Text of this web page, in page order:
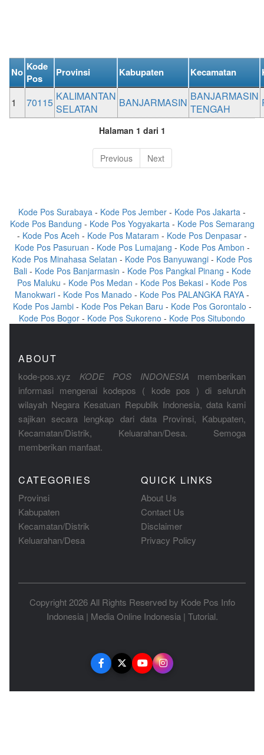
No Kode
Pos
Provinsi Kabupaten Kecamatan
1 70115 KALIMANTAN
SELATAN
BANJARMASIN BANJARMASIN
TENGAH
Halaman 1 dari 1
Previous Next
Kode Pos Surabaya - Kode Pos Jember - Kode Pos Jakarta -
Kode Pos Bandung - Kode Pos Yogyakarta - Kode Pos Semarang
- Kode Pos Aceh - Kode Pos Mataram - Kode Pos Denpasar -
Kode Pos Pasuruan - Kode Pos Lumajang - Kode Pos Ambon -
Kode Pos Minahasa Selatan - Kode Pos Banyuwangi - Kode Pos
Bali- Kode Pos Banjarmasin - Kode Pos Pangkal Pinang - Kode
Pos Maluku - Kode Pos Medan - Kode Pos Bekasi - Kode Pos
Manokwari - Kode Pos Manado - Kode Pos PALANGKA RAYA -
Kode Pos Jambi- Kode Pos Pekan Baru - Kode Pos Gorontalo -
Kode Pos Bogor - Kode Pos Sukoreno - Kode Pos Situbondo
ABOUT
kode-pos.xyz KODE POS INDONESIA memberikan
informasi mengenai kodepos ( kode pos ) di seluruh
wilayah Negara Kesatuan Republik Indonesia, data kami
sajikan secara lengkap dari data Provinsi, Kabupaten,
Kecamatan/Distrik, Keluarahan/Desa. Semoga
memberikan manfaat.
CATEGORIES
Provinsi
Kabupaten
Kecamatan/Distrik
Keluarahan/Desa
QUICK LINKS
About Us
Contact Us
Disclaimer
Privacy Policy
Copyright 2026 All Rights Reserved by Kode Pos Info
Indonesia| Media Online Indonesia| Tutorial.